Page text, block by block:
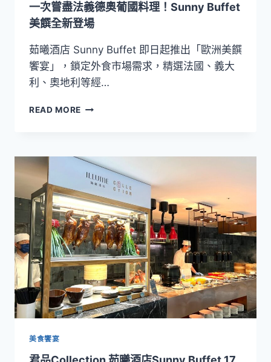
味！
茹
酒
店
SUNNY
BUFFET
國
宴
一次嘗盡法義德奧葡國料理！Sunny Buffet
美饌全新登場
茹曦酒店 Sunny Buffet 即日起推出「歐洲美饌
饗宴」，鎖定外食市場需求，精選法國、義大
利、奧地利等經…
READ MORE 一
法
義
奧
葡
國
料
理！
SUNNY
BUFFET
美
饌
全
美食饗宴